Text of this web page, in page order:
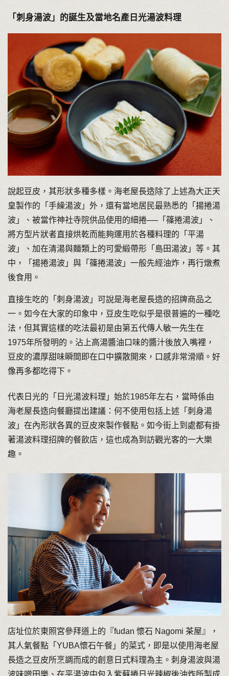
「刺身湯波」的誕生及當地名產日光湯波料理
說起豆皮，其形狀多種多樣。海老屋長造除了上述為大正天
皇製作的「手繰湯波」外，還有當地居民最熟悉的「揚捲湯
波」、被當作神社寺院供品使用的細捲──「篠捲湯波」、
將方型片狀者直接烘乾而能夠運用於各種料理的「平湯
波」、加在清湯與麵類上的可愛緞帶形「島田湯波」等。其
中，「揚捲湯波」與「篠捲湯波」一般先經油炸，再行燉煮
後食用。
直接生吃的「刺身湯波」可說是海老屋長造的招牌商品之
一。如今在大家的印象中，豆皮生吃似乎是很普遍的一種吃
法，但其實這樣的吃法最初是由第五代傳人敏一先生在
1975年所發明的。沾上高湯醬油口味的醬汁後放入嘴裡，
豆皮的濃厚甜味瞬間即在口中擴散開來，口感非常滑順。好
像再多都吃得下。
代表日光的「日光湯波料理」始於1985年左右，當時係由
海老屋長造向餐廳提出建議：何不使用包括上述「刺身湯
波」在內形狀各異的豆皮來製作餐點。如今街上到處都有掛
著湯波料理招牌的餐飲店，這也成為到訪觀光客的一大樂
趣。
店址位於東照宮參拜道上的『fudan 懷石 Nagomi 茶屋』，
其人氣餐點「YUBA懷石午餐」的菜式，即是以使用海老屋
長造之豆皮所烹調而成的創意日式料理為主。刺身湯波與湯